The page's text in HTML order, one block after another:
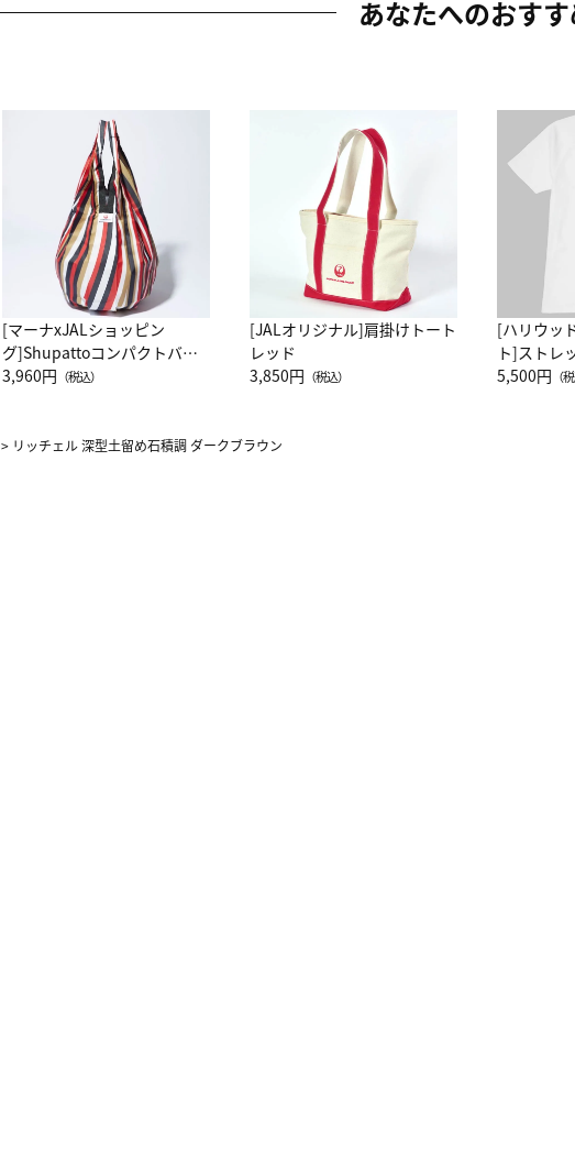
あなたへのおす
[マーナxJALショッピン
グ]Shupattoコンパクトバッ
グ Drop JAL客室乗務員
3,960円 （税込）
[JALオリジナル]肩掛けトート
レッド
3,850円 （税込）
[ハリウッ
ト]ストレ
ーネック別
5,500円 （
> リッチェル 深型土留め石積調 ダークブラウン